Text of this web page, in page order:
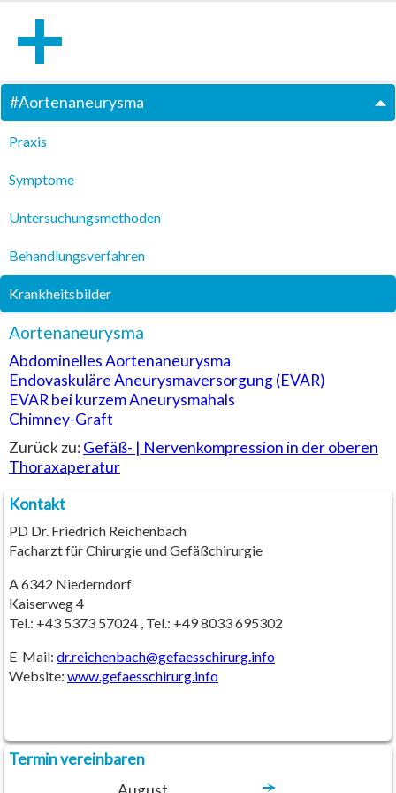
#Aortenaneurysma
Praxis
Symptome
Untersuchungsmethoden
Behandlungsverfahren
Krankheitsbilder
Aortenaneurysma
Abdominelles Aortenaneurysma
Endovaskuläre Aneurysmaversorgung (EVAR)
EVAR bei kurzem Aneurysmahals
Chimney-Graft
Zurück zu:Gefäß- | Nervenkompression in der oberen
Thoraxaperatur
Kontakt
PD Dr. Friedrich Reichenbach
Facharzt für Chirurgie und Gefäßchirurgie
A 6342 Niederndorf
Kaiserweg 4
Tel.: +43 5373 57024 , Tel.: +49 8033 695302
E-Mail: dr.reichenbach@gefaesschirurg.info
Website: www.gefaesschirurg.info
Termin vereinbaren